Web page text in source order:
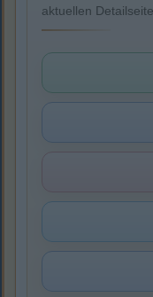
aktuellen